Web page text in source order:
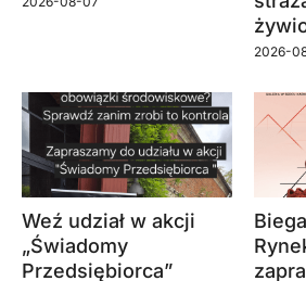
2026-
Weź udział w akcji
„Świadomy
Przedsiębiorca”